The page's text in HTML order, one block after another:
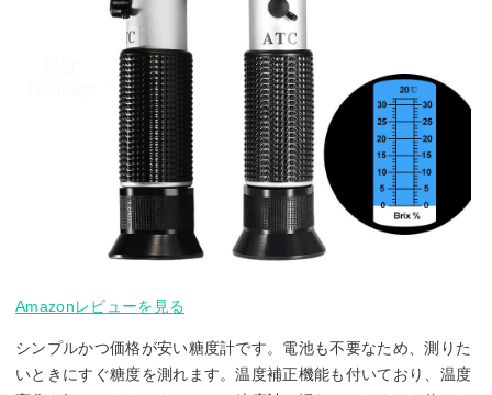
Amazonレビューを見る
シンプルかつ価格が安い糖度計です。電池も不要なため、測りた
いときにすぐ糖度を測れます。温度補正機能も付いており、温度